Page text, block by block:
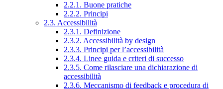
2.2.1. Buone pratiche
2.2.2. Principi
2.3. Accessibilità
2.3.1. Definizione
2.3.2. Accessibilità by design
2.3.3. Principi per l’accessibilità
2.3.4. Linee guida e criteri di successo
2.3.5. Come rilasciare una dichiarazione di
accessibilità
2.3.6. Meccanismo di feedback e procedura di